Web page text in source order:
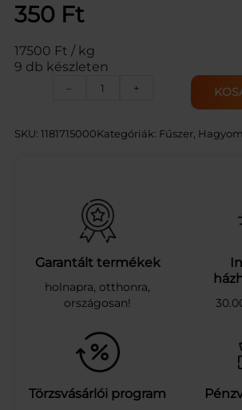
350 Ft
17500 Ft / kg
9 db készleten
–
L
U
G
Y
Ö
M
É
R
R
Ö
L
T
2
+
SKU: 1181715000Kategóriák: Fűszer
Garantált termékek
holnapra, otthonra,
országosan!
Törzsvásárlói program